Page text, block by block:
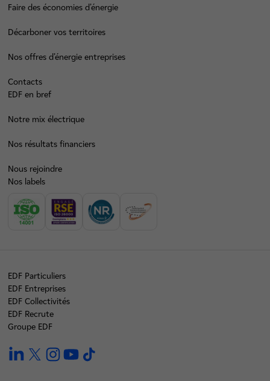
Faire des économies d’énergie
Décarboner vos territoires
Nos offres d’énergie entreprises
Contacts
EDF en bref
Notre mix électrique
Nos résultats financiers
Nous rejoindre
Nos labels
EDF Particuliers
EDF Entreprises
EDF Collectivités
EDF Recrute
Groupe EDF
linkedintwitterinstagramyoutube